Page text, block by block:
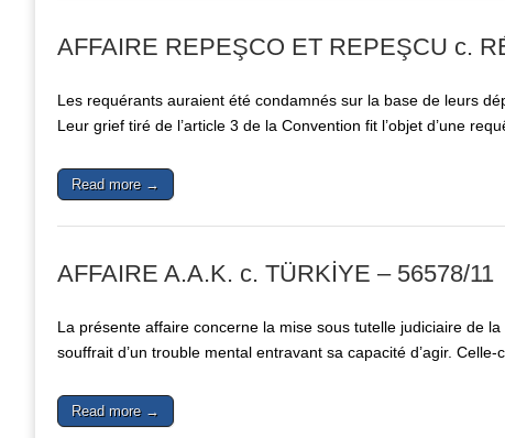
AFFAIRE REPEŞCO ET REPEŞCU c.
Les requérants auraient été condamnés sur la base de leurs
Leur grief tiré de l’article 3 de la Convention fit l’objet d’une
Read more →
AFFAIRE A.A.K. c. TÜRKİYE – 56578/11
La présente affaire concerne la mise sous tutelle judiciaire de
souffrait d’un trouble mental entravant sa capacité d’agir.
Read more →